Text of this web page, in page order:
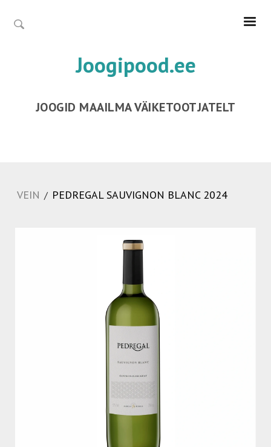
Joogipood.ee
JOOGID MAAILMA VÄIKETOOTJATELT
VEIN / PEDREGAL SAUVIGNON BLANC 2024